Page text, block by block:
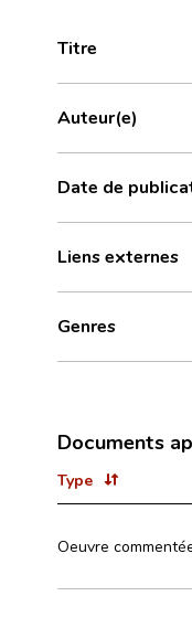
Titre
Auteur(e)
Date de
Liens externes
Genres
Documents
Type
Oeuvre